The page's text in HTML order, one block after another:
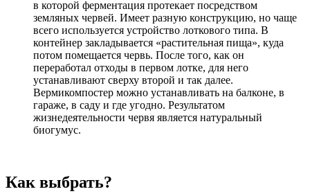
в которой ферментация протекает посредством
земляных червей. Имеет разную конструкцию, но чаще
всего используется устройство лоткового типа. В
контейнер закладывается «растительная пища», куда
потом помещается червь. После того, как он
переработал отходы в первом лотке, для него
устанавливают сверху второй и так далее.
Вермикомпостер можно устанавливать на балконе, в
гараже, в саду и где угодно. Результатом
жизнедеятельности червя является натуральный
биогумус.
Как выбрать?